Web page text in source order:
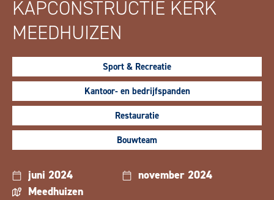
KAPCONSTRUCTIE KERK
MEEDHUIZEN
Sport & Recreatie
Kantoor- en bedrijfspanden
Restauratie
Bouwteam
juni 2024
november 2024
Meedhuizen